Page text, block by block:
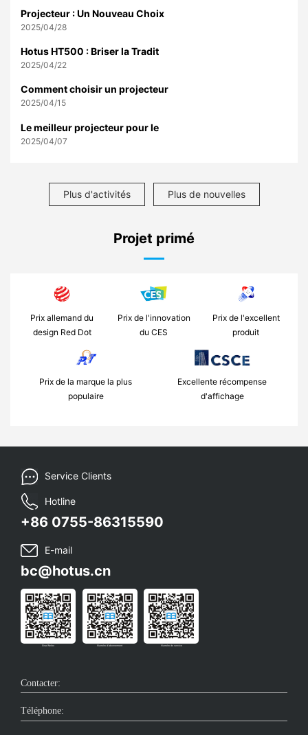
Projecteur : Un Nouveau Choix
2025/04/28
Hotus HT500 : Briser la Tradit
2025/04/22
Comment choisir un projecteur
2025/04/15
Le meilleur projecteur pour le
2025/04/07
Plus d'activités Plus de nouvelles
Projet primé
Prix ​​​​allemand du
design Red Dot
Prix ​​de l'innovation
du CES
Prix ​​de l'excellent
produit
Prix ​​de la marque la plus
populaire
Excellente récompense
d'affichage
Service Clients
Hotline
+86 0755-86315590
E-mail
bc@hotus.cn
Sina Weibo Numéro d'abonnement Numéro de service